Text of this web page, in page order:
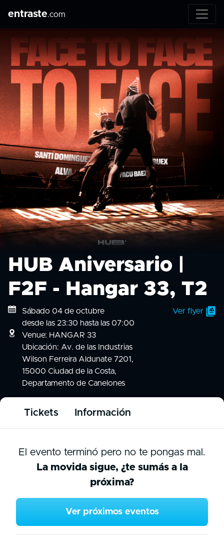
entraste.com
HUB Aniversario |
F2F - Hangar 33, T2
Sábado 04 de octubre
desde las 23:30 hasta las 07:00
Venue: HANGAR 33
Ubicación: Av. de las Industrias
Wilson Ferreira Aldunate 7201,
15000 Ciudad de la Costa,
Departamento de Canelones
Ver flyer
Tickets Información
El evento terminó pero no te pongas mal.
La movida sigue, ¿te sumás a la
próxima?
Ver próximos eventos